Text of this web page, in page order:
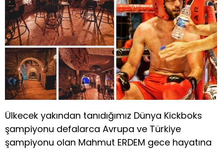
Ülkecek yakından tanıdığımız Dünya Kickboks
şampiyonu defalarca Avrupa ve Türkiye
şampiyonu olan Mahmut ERDEM gece hayatına